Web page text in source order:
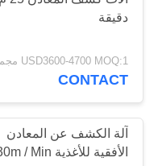
CONTROL
CONTACT
US
دقيقة
CONTACT
آلة الكشف عن المعادن
الأفقية للأغذية 30m / Min